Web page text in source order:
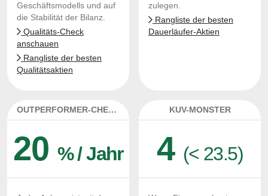
Geschäftsmodells und auf
die Stabilität der Bilanz.
Qualitäts-Check
anschauen
Rangliste der besten
Qualitätsaktien
zulegen.
Rangliste der besten
Dauerläufer-Aktien
OUTPERFORMER-CHECK
20 % / Jahr
KUV-MONSTER
4 (< 23.5)